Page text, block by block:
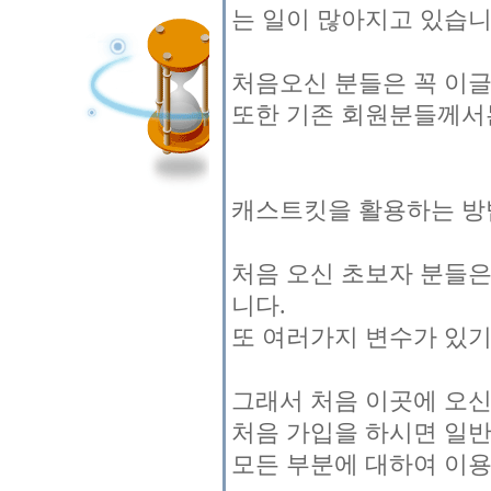
는 일이 많아지고 있습
처음오신 분들은 꼭 이
또한 기존 회원분들께
캐스트킷을 활용하는
처음 오신 초보자 분들
니다.
또 여러가지 변수가 있
그래서 처음 이곳에 오
처음 가입을 하시면 일
모든 부분에 대하여 이